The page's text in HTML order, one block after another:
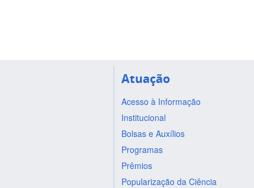
Atuação
Acesso à Informação
Institucional
Bolsas e Auxílios
Programas
Prêmios
Popularização da Ciência